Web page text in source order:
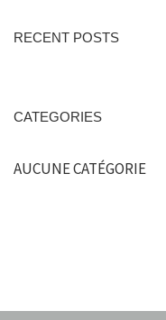
RECENT POSTS
CATEGORIES
AUCUNE CATÉGORIE